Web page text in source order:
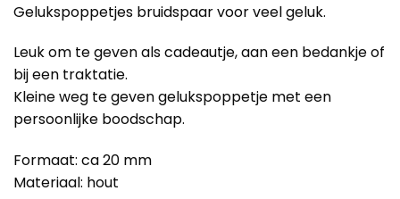
Gelukspoppetjes bruidspaar voor veel geluk.
Leuk om te geven als cadeautje, aan een bedankje of
bij een traktatie.
Kleine weg te geven gelukspoppetje met een
persoonlijke boodschap.
Formaat: ca 20 mm
Materiaal: hout